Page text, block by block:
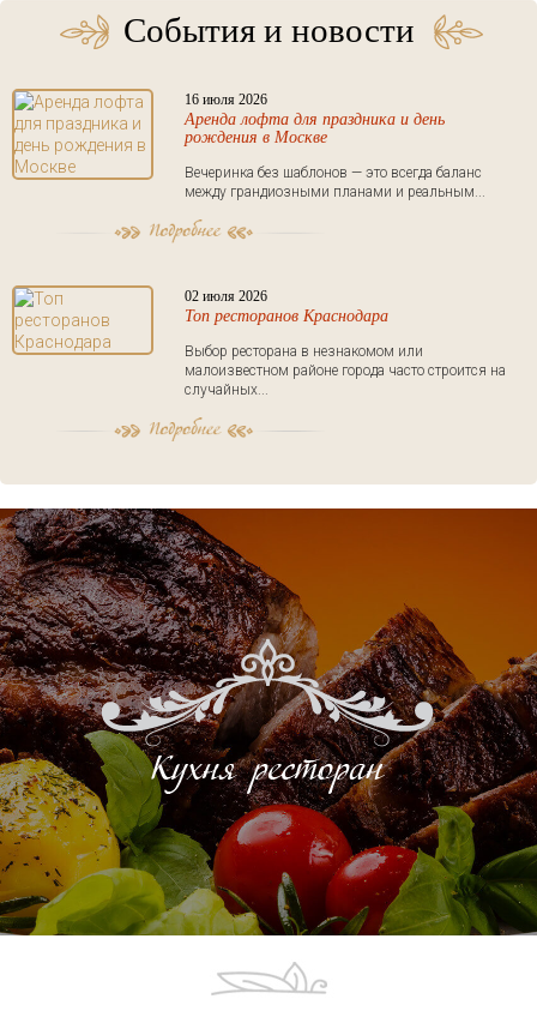
События и новости
16 июля 2026
Аренда лофта для праздника и день
рождения в Москве
Вечеринка без шаблонов — это всегда баланс
между грандиозными планами и реальным...
02 июля 2026
Топ ресторанов Краснодара
Выбор ресторана в незнакомом или
малоизвестном районе города часто строится на
случайных...